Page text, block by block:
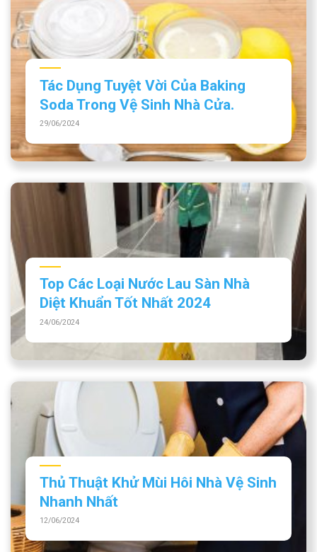
Tác Dụng Tuyệt Vời Của Baking
Soda Trong Vệ Sinh Nhà Cửa.
29/06/2024
Top Các Loại Nước Lau Sàn Nhà
Diệt Khuẩn Tốt Nhất 2024
24/06/2024
Thủ Thuật Khử Mùi Hôi Nhà Vệ Sinh
Nhanh Nhất
12/06/2024